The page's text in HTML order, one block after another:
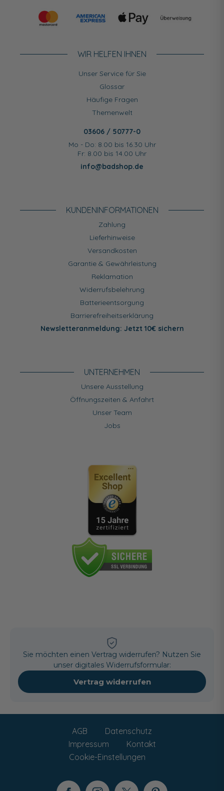
WIR HELFEN IHNEN
Unser Service für Sie
Glossar
Häufige Fragen
Themenwelt
03606 / 50777-0
Mo - Do: 8.00 bis 16.30 Uhr
Fr: 8.00 bis 14.00 Uhr
info@badshop.de
KUNDEN­INFORMATIONEN
Zahlung
Lieferhinweise
Versandkosten
Garantie & Gewährleistung
Reklamation
Widerrufsbelehrung
Batterieentsorgung
Barrierefreiheitserklärung
Newsletteranmeldung: Jetzt 10€ sichern
UNTERNEHMEN
Unsere Ausstellung
Öffnungszeiten & Anfahrt
Unser Team
Jobs
Sie möchten einen Vertrag widerrufen? Nutzen Sie
unser digitales Widerrufsformular:
Vertrag widerrufen
AGB
Datenschutz
Impressum
Kontakt
Cookie-Einstellungen